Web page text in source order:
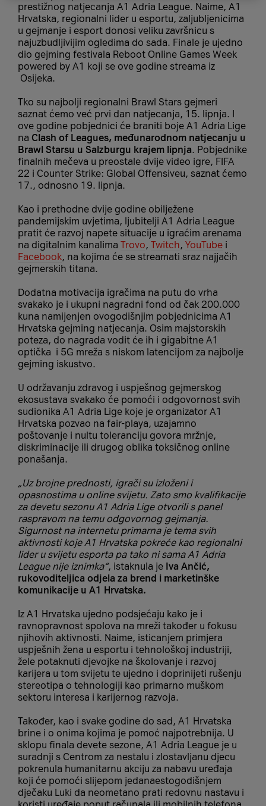
prestižnog natjecanja A1 Adria League. Naime, A1
Hrvatska, regionalni lider u esportu, zaljubljenicima
u gejmanje i esport donosi veliku završnicu s
najuzbudljivijim ogledima do sada. Finale je ujedno
dio gejming festivala Reboot Online Games Week
powered by A1 koji se ove godine streama iz
Osijeka.
Tko su najbolji regionalni Brawl Stars gejmeri
saznat ćemo već prvi dan natjecanja, 15. lipnja. I
ove godine pobjednici će braniti boje A1 Adria Lige
na Clash of Leagues, međunarodnom natjecanju u
Brawl Starsu u Salzburgu krajem lipnja. Pobjednike
finalnih mečeva u preostale dvije video igre, FIFA
22 i Counter Strike: Global Offensiveu, saznat ćemo
17., odnosno 19. lipnja.
Kao i prethodne dvije godine obilježene
pandemijskim uvjetima, ljubitelji A1 Adria League
pratit će razvoj napete situacije u igraćim arenama
na digitalnim kanalima Trovo, Twitch, YouTube i
Facebook, na kojima će se streamati sraz najjačih
gejmerskih titana.
Dodatna motivacija igračima na putu do vrha
svakako je i ukupni nagradni fond od čak 200.000
kuna namijenjen ovogodišnjim pobjednicima A1
Hrvatska gejming natjecanja. Osim majstorskih
poteza, do nagrada vodit će ih i gigabitne A1
optička i 5G mreža s niskom latencijom za najbolje
gejming iskustvo.
U održavanju zdravog i uspješnog gejmerskog
ekosustava svakako će pomoći i odgovornost svih
sudionika A1 Adria Lige koje je organizator A1
Hrvatska pozvao na fair-playa, uzajamno
poštovanje i nultu toleranciju govora mržnje,
diskriminacije ili drugog oblika toksičnog online
ponašanja.
„Uz brojne prednosti, igrači su izloženi i
opasnostima u online svijetu. Zato smo kvalifikacije
za devetu sezonu A1 Adria Lige otvorili s panel
raspravom na temu odgovornog gejmanja.
Sigurnost na internetu primarna je tema svih
aktivnosti koje A1 Hrvatska pokreće kao regionalni
lider u svijetu esporta pa tako ni sama A1 Adria
League nije iznimka“, istaknula je Iva Ančić,
rukovoditeljica odjela za brend i marketinške
komunikacije u A1 Hrvatska.
Iz A1 Hrvatska ujedno podsjećaju kako je i
ravnopravnost spolova na mreži također u fokusu
njihovih aktivnosti. Naime, isticanjem primjera
uspješnih žena u esportu i tehnološkoj industriji,
žele potaknuti djevojke na školovanje i razvoj
karijera u tom svijetu te ujedno i doprinijeti rušenju
stereotipa o tehnologiji kao primarno muškom
sektoru interesa i karijernog razvoja.
Također, kao i svake godine do sad, A1 Hrvatska
brine i o onima kojima je pomoć najpotrebnija. U
sklopu finala devete sezone, A1 Adria League je u
suradnji s Centrom za nestalu i zlostavljanu djecu
pokrenula humanitarnu akciju za nabavu uređaja
koji će pomoći slijepom jedanaestogodišnjem
dječaku Luki da neometano prati redovnu nastavu i